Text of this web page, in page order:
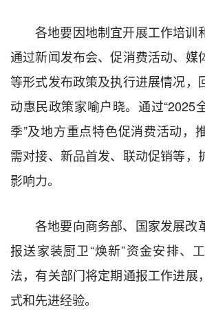
各地要因地制宜开展工作培训
通过新闻发布会、促消费活动、媒
等形式发布政策及执行进展情况，
动惠民政策家喻户晓。通过“2025
季”及地方重点特色促消费活动，
需对接、新品首发、联动促销等，
影响力。
各地要向商务部、国家发展改
报送家装厨卫“焕新”资金安排、
法，有关部门将定期通报工作进展
式和先进经验。